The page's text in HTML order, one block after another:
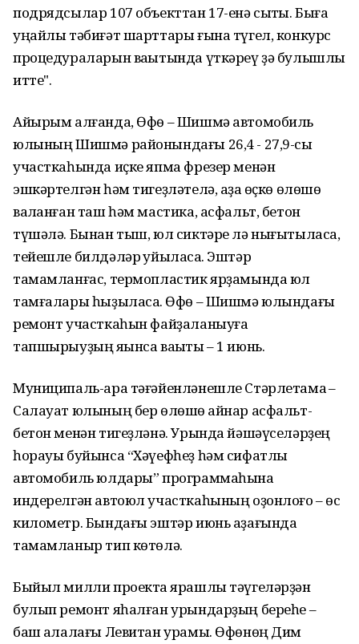
подрядсылар 107 объекттан 17-енә сыҡты. Быға
уңайлы тәбиғәт шарттары ғына түгел, конкурс
процедураларын ваҡытында үткәреү ҙә булышлыҡ
итте".
Айырым алғанда, Өфө – Шишмә автомобиль
юлының Шишмә районындағы 26,4 - 27,9-сы
участкаһында иҫке япма фрезер менән
эшкәртелгән һәм тигеҙләтелә, аҙаҡ өҫкө өлөшө
ваҡланған таш һәм мастика, асфальт, бетон
түшәлә. Бынан тыш, юл сиктәре лә нығытыласаҡ,
тейешле билдәләр ҡуйыласаҡ. Эштәр
тамамланғас, термопластик ярҙамында юл
тамғалары һыҙыласаҡ. Өфө – Шишмә юлындағы
ремонт участкаһын файҙаланыуға
тапшырыуҙың яҡынса ваҡыты – 1 июнь.
Муниципаль-ара тәғәйенләнешле Стәрлетамаҡ –
Салауат юлының бер өлөшө ҡайнар асфальт-
бетон менән тигеҙләнә. Урында йәшәүселәрҙең
һорауы буйынса “Хәүефһеҙ һәм сифатлы
автомобиль юлдары” программаһына
индерелгән автоюл участкаһының оҙонлоғо – өс
километр. Бындағы эштәр июнь аҙағында
тамамланыр тип көтөлә.
Быйыл милли проектҡа ярашлы тәүгеләрҙән
булып ремонт яһалған урындарҙың береһе –
баш ҡалалағы Левитан урамы. Өфөнөң Дим